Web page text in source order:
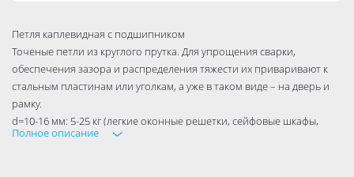
Петля каплевидная с подшипником
Точеные петли из круглого прутка. Для упрощения сварки,
обеспечения зазора и распределения тяжести их приваривают к
стальным пластинам или уголкам, а уже в таком виде – на дверь и
рамку.
d=10-16 мм: 5-25 кг (легкие оконные решетки, сейфовые шкафы,
ящики для инструментов)
Полное описание